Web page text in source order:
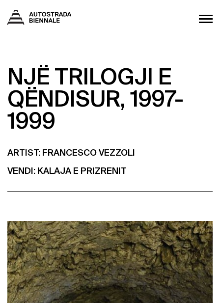
NJË TRILOGJI E
QËNDISUR, 1997-
1999
ARTIST: FRANCESCO VEZZOLI
VENDI: KALAJA E PRIZRENIT